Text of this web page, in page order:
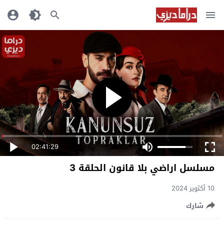
02:41:29
مسلسل اراضي بلا قانون الحلقة 3
10 أكتوبر 2024
شارك